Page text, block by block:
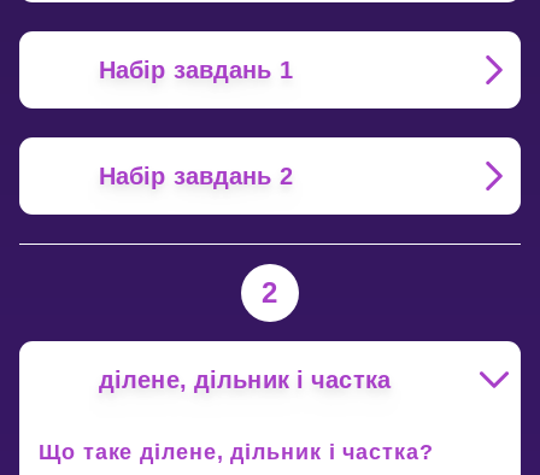
Набір завдань 1
Набір завдань 2
2
ділене, дільник і частка
Що таке ділене, дільник і частка?